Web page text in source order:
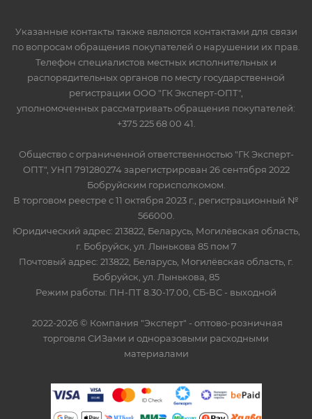
Указанные контакты также являются контактами для связи
по вопросам обращения покупателей о нарушении их прав.
Телефон специалистов местных исполнительных и
распорядительных органов по месту государственной
регистрации ООО "ГК Эксперт-ОПТ",
уполномоченных рассматривать обращения покупателей:
+375 225 68 00 41.
Общество с ограниченной ответственностью "ГК Эксперт-
ОПТ", УНП 791280274 зарегистрирован 26 сентября 2022
Бобруйским горисполкомом.
В торговом реестре с 11 октября 2023 г., регистрационный №
566000.
Юридический адрес: 213822, Беларусь, Могилёвская область,
г. Бобруйск, ул. Лынькова 85 пом 7
Почтовый адрес: 213822, Беларусь, Могилёвская область, г.
Бобруйск, ул. Лынькова, 85
Режим работы: ПН-ПТ 8.30-17.00, СБ-ВС - выходной
2022-2026 © Компания "Эксперт" - оптово-розничная
торговля СИЗами и одноразовыми расходными
материалами